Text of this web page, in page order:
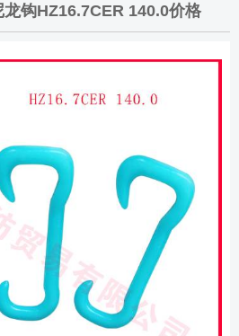
钩HZ16.7CER 140.0价格